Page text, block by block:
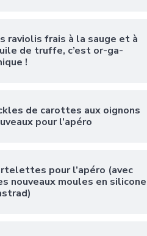
raviolis frais à la sauge et à
de truffe, c’est or-ga-
!
de carottes aux oignons
pour l’apéro
pour l’apéro (avec
nouveaux moules en silicone